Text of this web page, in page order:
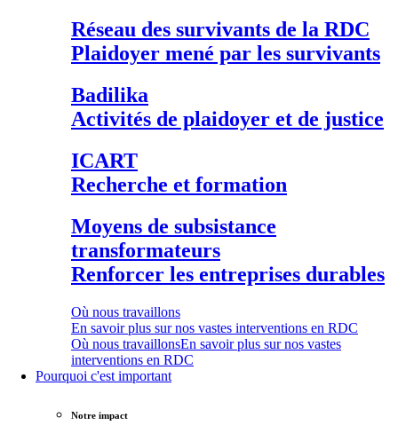
Réseau des survivants de la RDC
Plaidoyer mené par les survivants
Badilika
Activités de plaidoyer et de justice
ICART
Recherche et formation
Moyens de subsistance
transformateurs
Renforcer les entreprises durables
Où nous travaillons
En savoir plus sur nos vastes interventions en RDC
Où nous travaillonsEn savoir plus sur nos vastes
interventions en RDC
Pourquoi c'est important
Notre impact